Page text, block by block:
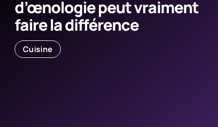
d’œnologie peut vraiment
faire la différence
Cuisine